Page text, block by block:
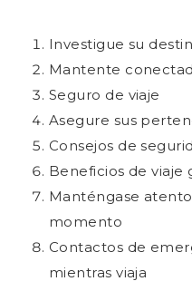
Investigue su
Mantente
Seguro de viaje
Asegure sus
Consejos de
Beneficios de viaje
Manténgase
momento
Contactos de
mientras viaja